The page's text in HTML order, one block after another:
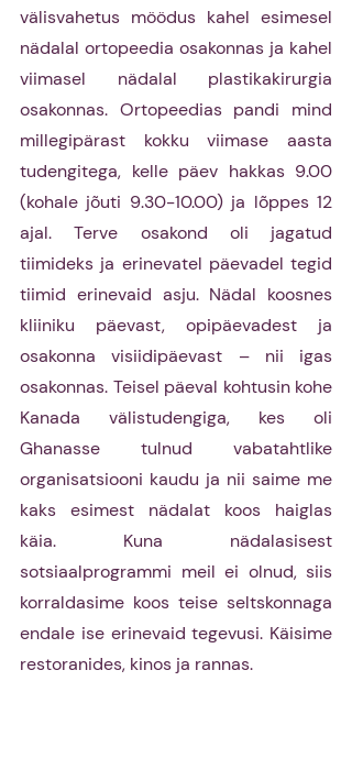
välisvahetus möödus kahel esimesel
nädalal ortopeedia osakonnas ja kahel
viimasel nädalal plastikakirurgia
osakonnas. Ortopeedias pandi mind
millegipärast kokku viimase aasta
tudengitega, kelle päev hakkas 9.00
(kohale jõuti 9.30-10.00) ja lõppes 12
ajal. Terve osakond oli jagatud
tiimideks ja erinevatel päevadel tegid
tiimid erinevaid asju. Nädal koosnes
kliiniku päevast, opipäevadest ja
osakonna visiidipäevast – nii igas
osakonnas. Teisel päeval kohtusin kohe
Kanada välistudengiga, kes oli
Ghanasse tulnud vabatahtlike
organisatsiooni kaudu ja nii saime me
kaks esimest nädalat koos haiglas
käia. Kuna nädalasisest
sotsiaalprogrammi meil ei olnud, siis
korraldasime koos teise seltskonnaga
endale ise erinevaid tegevusi. Käisime
restoranides, kinos ja rannas.